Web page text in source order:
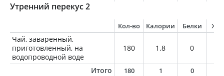
Утренний перекус 2
Кол-во Калории Белки
Чай, заваренный,
приготовленный, на
водопроводной воде
180 1.8 0
Итого 180 1 0